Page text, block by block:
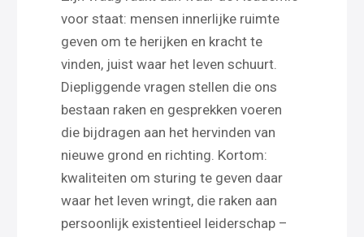
voor staat: mensen innerlijke ruimte
geven om te herijken en kracht te
vinden, juist waar het leven schuurt.
Diepliggende vragen stellen die ons
bestaan raken en gesprekken voeren
die bijdragen aan het hervinden van
nieuwe grond en richting. Kortom:
kwaliteiten om sturing te geven daar
waar het leven wringt, die raken aan
persoonlijk existentieel leiderschap –